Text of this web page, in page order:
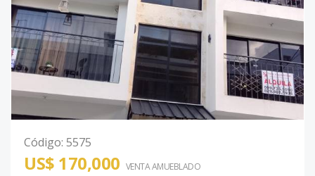
Código: 5575
US$ 170,000 VENTA AMUEBLADO